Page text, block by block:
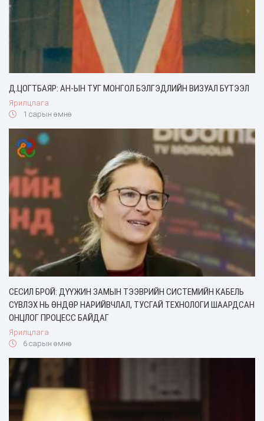
Д.ЦОГТБАЯР: АН-ЫН ТУГ МОНГОЛ БЭЛГЭДЛИЙН ВИЗУАЛ БҮТЭЭЛ
Ярилцлага
1 сарын өмнө
СЕСИЛ БРОЙ: ДҮҮЖИН ЗАМЫН ТЭЭВРИЙН СИСТЕМИЙН КАБЕЛЬ
СҮВЛЭХ НЬ ӨНДӨР НАРИЙВЧЛАЛ, ТУСГАЙ ТЕХНОЛОГИ ШААРДСАН
ОНЦЛОГ ПРОЦЕСС БАЙДАГ
Ярилцлага
6 сарын өмнө